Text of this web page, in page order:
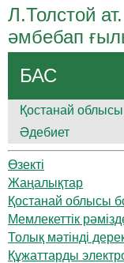
Л.Толстой
әмбебап
БАС
Қостанай облысы
Әдебиет
Өзекті
Жаңалықтар
Қостанай облысы
Мемлекеттік
Толық мәтінді
Құжаттарды